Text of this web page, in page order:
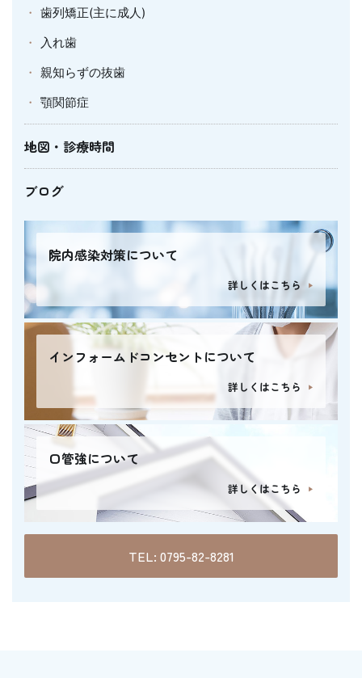
歯列矯正(主に成人)
入れ歯
親知らずの抜歯
顎関節症
地図・診療時間
ブログ
院内感染対策について
詳しくはこちら
インフォームドコンセントについて
詳しくはこちら
口管強について
詳しくはこちら
TEL: 0795-82-8281